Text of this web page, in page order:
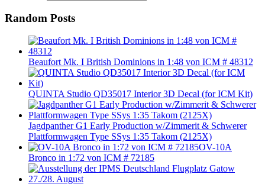
Random Posts
Beaufort Mk. I British Dominions in 1:48 von ICM # 48312
QUINTA Studio QD35017 Interior 3D Decal (for ICM Kit)
Jagdpanther G1 Early Production w/Zimmerit & Schwerer
Plattformwagen Type SSys 1:35 Takom (2125X)
OV-10A
Bronco in 1:72 von ICM # 72185